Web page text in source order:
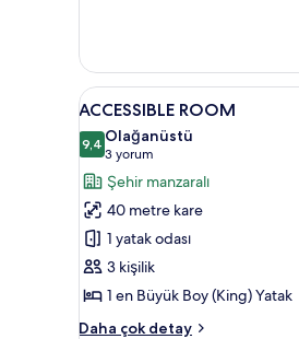
Lounge
Access
hakkında
daha
fazla
detay
ACCESSIBLE
ROOM
için
tüm
fotoğrafları
görün
9
ACCESSIBLE ROOM
9,49,4 / 10
Olağanüstü
3 yorum
(3
yorum)
Şehir manzaralı
40 metre kare
1 yatak odası
3 kişilik
1 en Büyük Boy (King) Yatak
Daha çok detay
ACCESSIBLE